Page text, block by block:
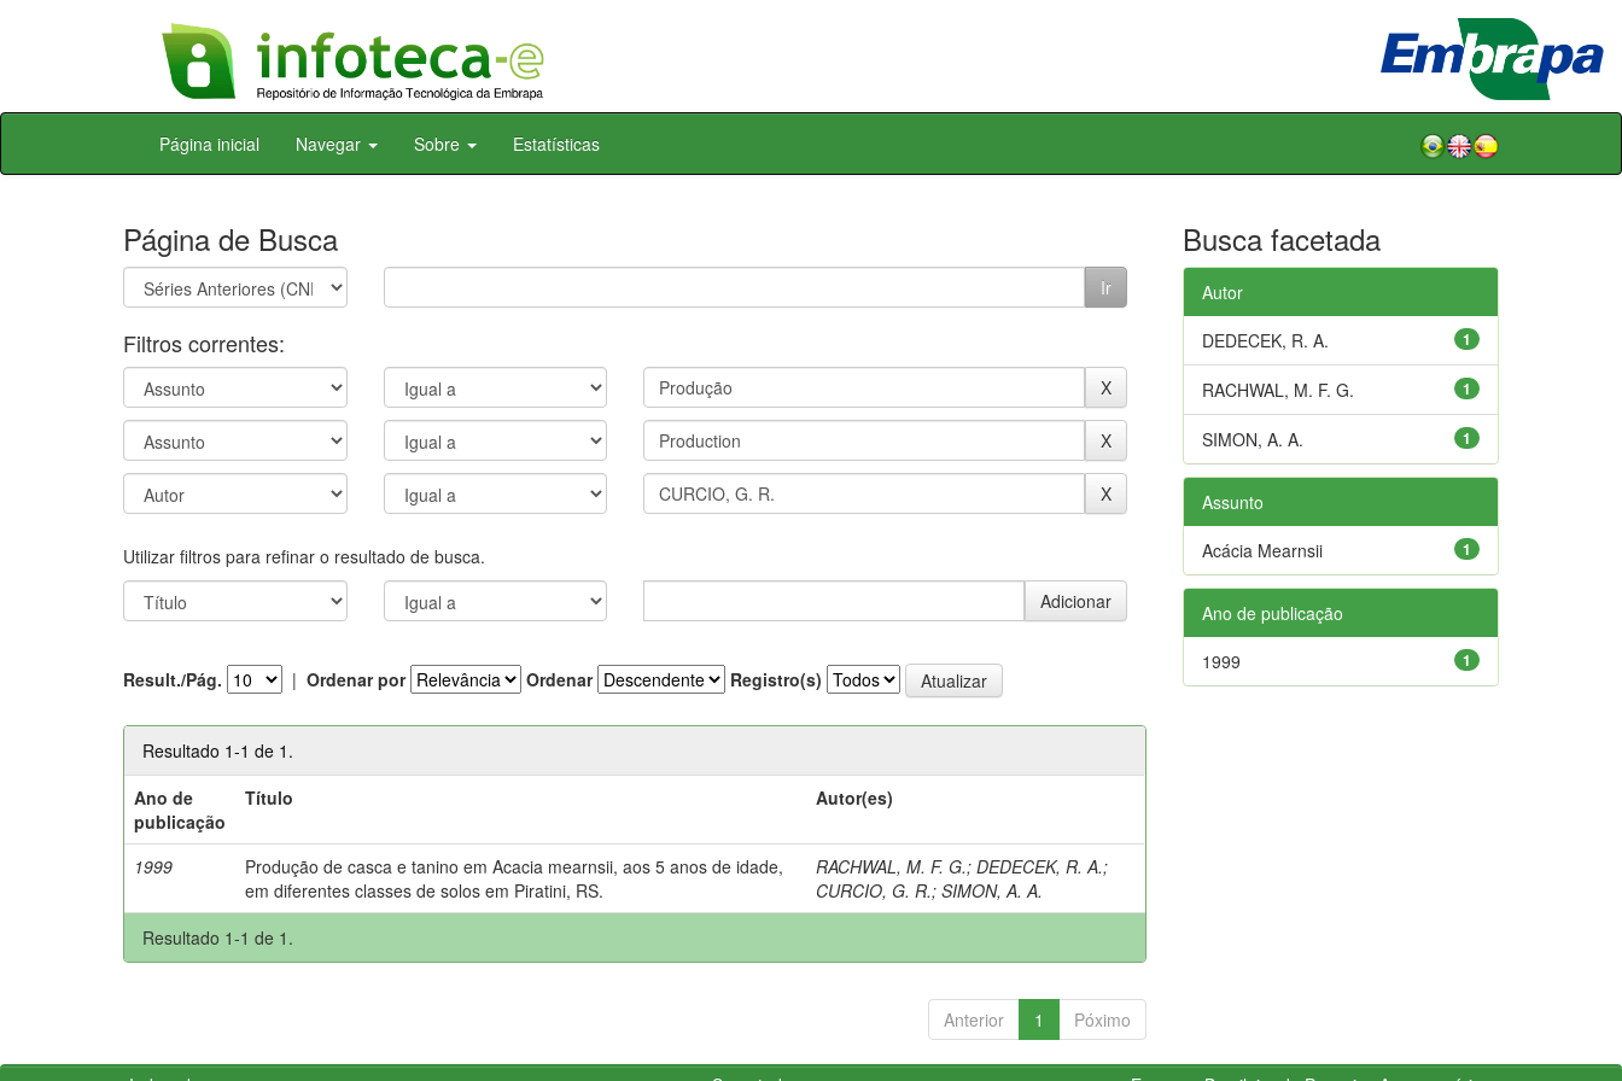
Skip
Página inicial Navegar Sobre Estatísticas
Página de Busca
Filtros correntes:
Utilizar filtros para refinar o resultado de busca.
Result./Pág. | Ordenar por Ordenar Registro(s)
Resultado 1-1 de 1.
Ano de
publicação
Título Autor(es)
1999
Produção de casca e tanino em Acacia mearnsii, aos 5 anos de idade,
em diferentes classes de solos em Piratini, RS.
RACHWAL, M. F. G.;DEDECEK, R. A.;
CURCIO, G. R.;SIMON, A. A.
Resultado 1-1 de 1.
Anterior 1 Póximo
Busca facetada
Autor
1
DEDECEK, R. A.
1
RACHWAL, M. F. G.
1
SIMON, A. A.
Assunto
1
Acácia Mearnsii
Ano de publicação
1
1999